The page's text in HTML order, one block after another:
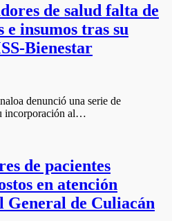
de salud falta de
e insumos tras su
Bienestar
denunció una serie de
incorporación al…
de pacientes
en atención
General de Culiacán